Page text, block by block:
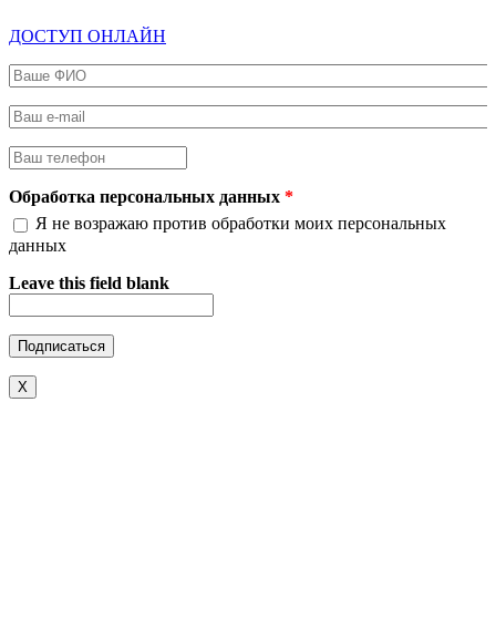
ДОСТУП ОНЛАЙН
Ваше ФИО
Ваш e-mail
Ваш телефон
Обработка персональных данных *
Я не возражаю против обработки моих персональных
данных
Leave this field blank
X